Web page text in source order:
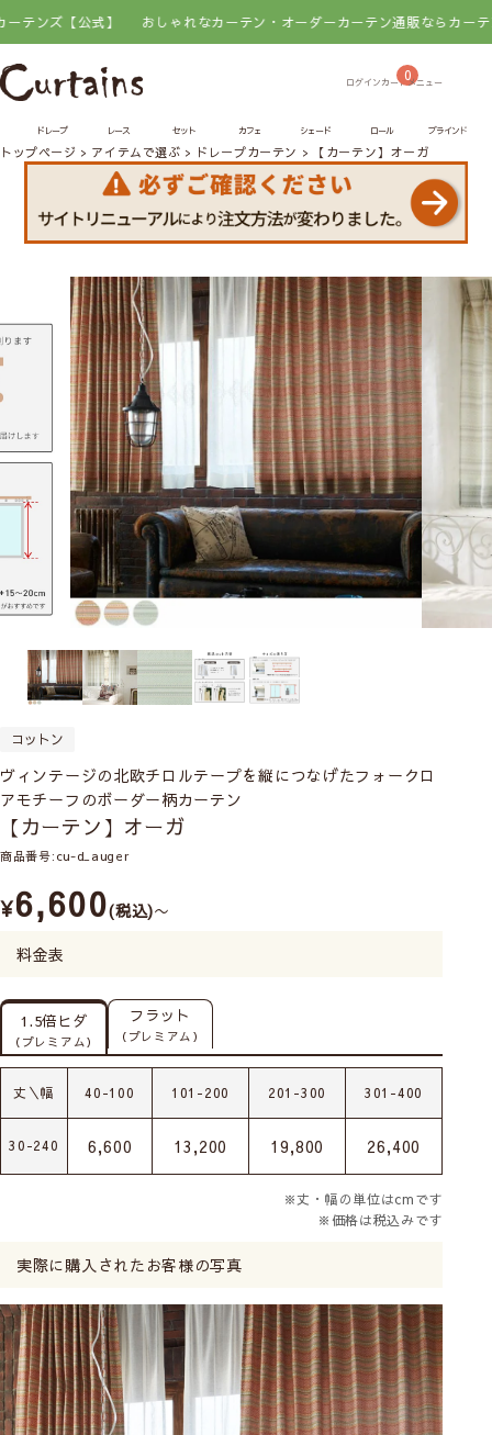
【公式】 おしゃれなカーテン・オーダーカーテン通販ならカーテンズ【
0
ドレープ レース セット カフェ シェード ロール ブラインド
トップページ アイテムで選ぶ ドレープカーテン 【カーテン】オーガ
コットン
ヴィンテージの北欧チロルテープを縦につなげたフォークロ
アモチーフのボーダー柄カーテン
【カーテン】オーガ
商品番号 cu-d_auger
¥6,600 税込 〜
料金表
1.5倍ヒダ
（プレミアム）
フラット
（プレミアム）
丈＼幅 40-100 101-200 201-300 301-400
30-240 6,600 13,200 19,800 26,400
※丈・幅の単位はcmです
※価格は税込みです
実際に購入されたお客様の写真